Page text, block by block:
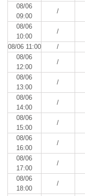
08/06
09:00
/
08/06
10:00
/
08/06 11:00 /
08/06
12:00
/
08/06
13:00
/
08/06
14:00
/
08/06
15:00
/
08/06
16:00
/
08/06
17:00
/
08/06
18:00
/